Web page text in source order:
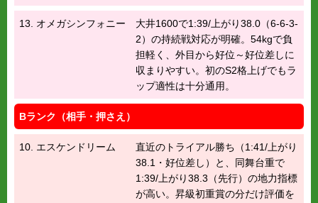
13. オメガシンフォニー
大井1600で1:39/上がり38.0（6-6-3-
2）の持続戦対応が明確。54kgで負
担軽く、外目から好位～好位差しに
収まりやすい。初のS2格上げでもラ
ップ適性は十分通用。
Bランク（相手・押さえ）
10. エスケンドリーム
直近のトライアル勝ち（1:41/上がり
38.1・好位差し）と、同舞台重で
1:39/上がり38.3（先行）の地力指標
が高い。昇級初重賞の分だけ評価を